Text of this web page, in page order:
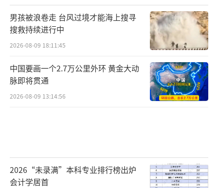
男孩被浪卷走 台风过境才能海上搜寻
搜救持续进行中
2026-08-09 18:11:45
中国要画一个2.7万公里外环 黄金大动
脉即将贯通
2026-08-09 13:14:56
2026“未录满”本科专业排行榜出炉
会计学居首